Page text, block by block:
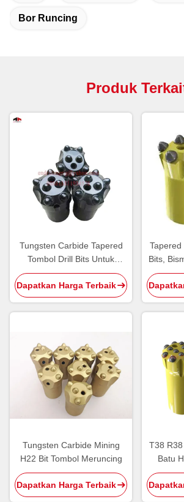
Bor Runcing
Produk
Tungsten Carbide Tapered
Tombol Drill Bits Untuk
Quarry Tunnel Bench Drilling
Dapatkan Harga Terbaik
Tapered
Bits,
Tungsten Carbide Mining
H22 Bit Tombol Meruncing
Dapatkan Harga Terbaik
T38
Batu